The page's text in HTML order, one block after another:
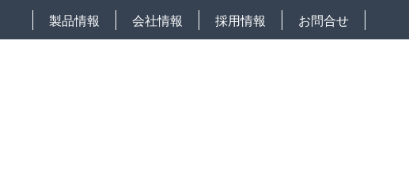
製品情報 会社情報 採用情報 お問合せ